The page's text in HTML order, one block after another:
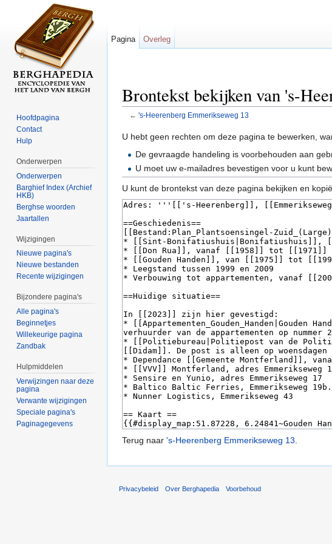
Brontekst bekijken van 's-
← 's-Heerenberg Emmerikseweg 13
U hebt geen rechten om deze pagina te bewerken,
De gevraagde handeling is voorbehouden aan
U moet uw e-mailadres bevestigen voor u kunt
U kunt de brontekst van deze pagina bekijken en
Terug naar 's-Heerenberg Emmerikseweg 13.
Pagina Overleg
Hoofdpagina
Contact
Hulp
Onderwerpen
Onderwerpen
Barghief Index (Archief
HKB)
Berghse woorden
Jaartallen
Wijzigingen
Nieuwe pagina's
Nieuwe bestanden
Recente wijzigingen
Bijzondere pagina's
Alle pagina's
Beginnetjes
Willekeurige pagina
Zandbak
Hulpmiddelen
Verwijzingen naar deze
pagina
Verwante wijzigingen
Speciale pagina's
Paginagegevens
Privacybeleid Over Berghapedia Voorbehoud